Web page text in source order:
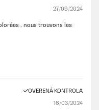
27/09/2024
, nous trouvons les
OVERENÁ KONTROLA
16/03/2024